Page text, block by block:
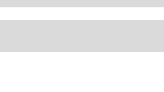
ürüne ilk yorumu siz yapın!